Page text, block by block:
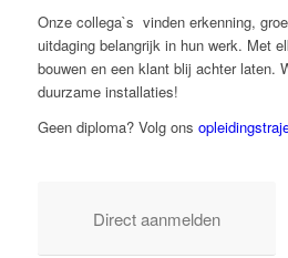
Onze collega`s vinden erkenning,
uitdaging belangrijk in hun werk. Met
bouwen en een klant blij achter laten.
duurzame installaties!
Geen diploma? Volg ons
Direct aanmelden